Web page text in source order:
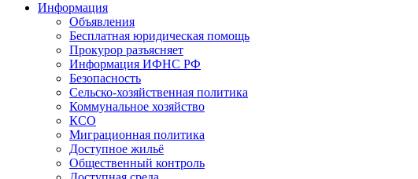
Информация
Объявления
Бесплатная юридическая помощь
Прокурор разъясняет
Информация ИФНС РФ
Безопасность
Сельско-хозяйственная политика
Коммунальное хозяйство
КСО
Миграционная политика
Доступное жильё
Общественный контроль